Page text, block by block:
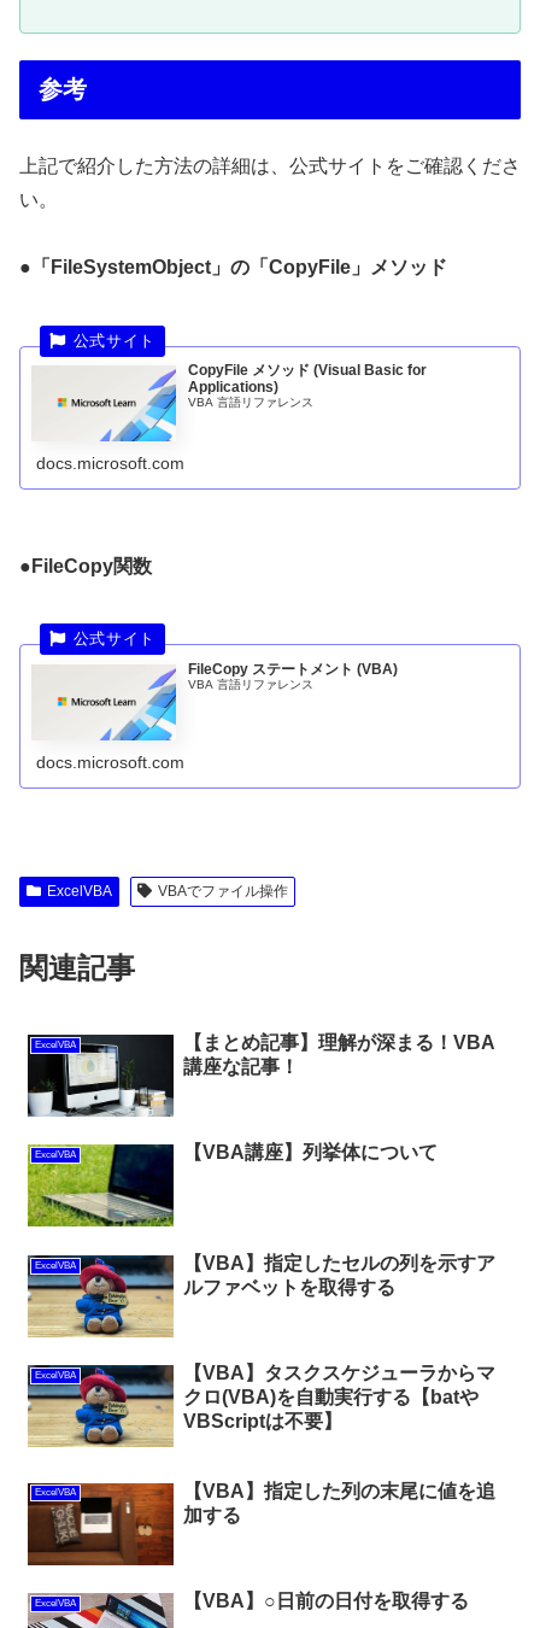
参考
上記で紹介した方法の詳細は、公式サイトをご確認くださ
い。
●「FileSystemObject」の「CopyFile」メソッド
CopyFile メソッド (Visual Basic for
Applications)
VBA 言語リファレンス
docs.microsoft.com
●FileCopy関数
FileCopy ステートメント (VBA)
VBA 言語リファレンス
docs.microsoft.com
ExcelVBA VBAでファイル操作
関連記事
ExcelVBA
【まとめ記事】理解が深まる！VBA
講座な記事！
ExcelVBA 【VBA講座】列挙体について
ExcelVBA
【VBA】指定したセルの列を示すア
ルファベットを取得する
ExcelVBA
【VBA】タスクスケジューラからマ
クロ(VBA)を自動実行する【batや
VBScriptは不要】
ExcelVBA
【VBA】指定した列の末尾に値を追
加する
ExcelVBA 【VBA】○日前の日付を取得する